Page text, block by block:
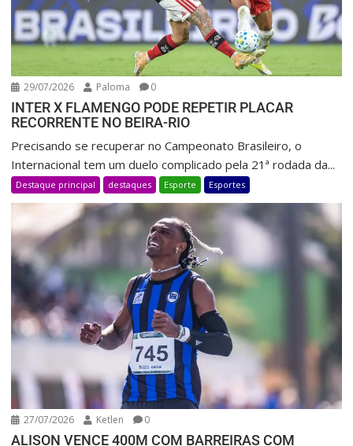
29/07/2026 Paloma 0
INTER X FLAMENGO PODE REPETIR PLACAR
RECORRENTE NO BEIRA-RIO
Precisando se recuperar no Campeonato Brasileiro, o
Internacional tem um duelo complicado pela 21ª rodada da...
Destaque principal destaques Esporte Esportes
27/07/2026 Ketlen 0
ALISON VENCE 400M COM BARREIRAS COM